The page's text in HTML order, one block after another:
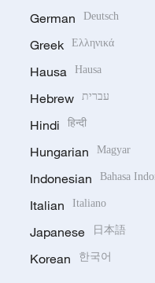
German Deutsch
Greek Ελληνικά
Hausa Hausa
Hebrew עברית
Hindi हिन्दी
Hungarian Magyar
Indonesian Bahasa
Italian Italiano
Japanese 日本語
Korean 한국어